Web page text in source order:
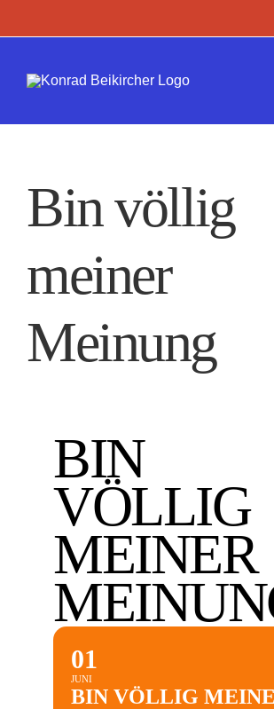
Inhalt
Bin völlig
meiner
Meinung
BIN
VÖLLIG
MEINER
01
JUNI
BIN VÖLLIG